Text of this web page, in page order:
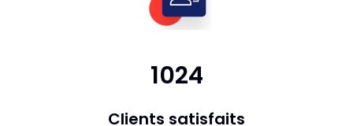
1024
Clients satisfaits